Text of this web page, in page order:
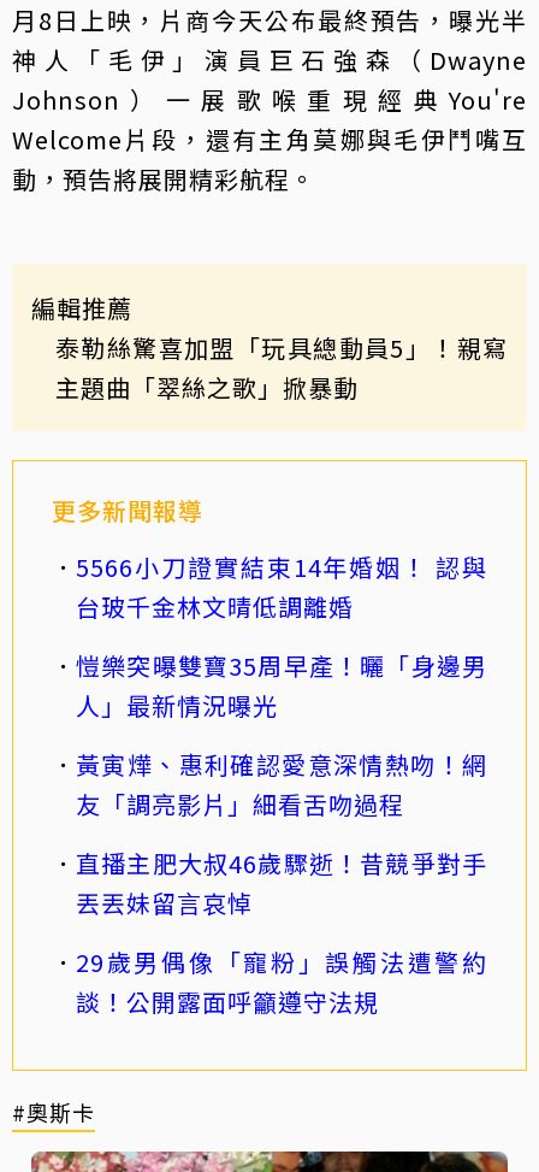
月8日上映，片商今天公布最終預告，曝光半
神人「毛伊」演員巨石強森（Dwayne
Johnson）一展歌喉重現經典You're
Welcome片段，還有主角莫娜與毛伊鬥嘴互
動，預告將展開精彩航程。
編輯推薦
泰勒絲驚喜加盟「玩具總動員5」！親寫
主題曲「翠絲之歌」掀暴動
更多新聞報導
5566小刀證實結束14年婚姻！ 認與
台玻千金林文晴低調離婚
愷樂突曝雙寶35周早產！曬「身邊男
人」最新情況曝光
黃寅燁、惠利確認愛意深情熱吻！網
友「調亮影片」細看舌吻過程
直播主肥大叔46歲驟逝！昔競爭對手
丟丟妹留言哀悼
29歲男偶像「寵粉」誤觸法遭警約
談！公開露面呼籲遵守法規
#奧斯卡